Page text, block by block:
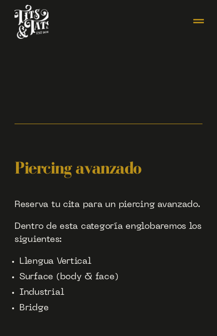
Piercing avanzado
Reserva tu cita para un piercing avanzado.
Dentro de esta categoría englobaremos los
siguientes:
Llengua Vertical
Surface (body & face)
Industrial
Bridge